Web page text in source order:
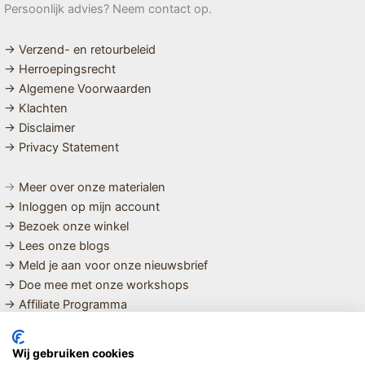
Persoonlijk advies? Neem contact op.
→ Verzend- en retourbeleid
→ Herroepingsrecht
→ Algemene Voorwaarden
→ Klachten
→ Disclaimer
→ Privacy Statement
→ Meer over onze materialen
→ Inloggen op mijn account
→ Bezoek onze winkel
→ Lees onze blogs
→ Meld je aan voor onze nieuwsbrief
→ Doe mee met onze workshops
→ Affiliate Programma
MET LIEFDE SAMENGESTELDE
BIOLOGISCHE EN DUURZAME PRODUCTEN VOOR HET HELE
Wij gebruiken cookies